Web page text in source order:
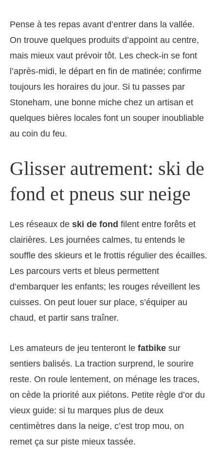
Pense à tes repas avant d’entrer dans la vallée.
On trouve quelques produits d’appoint au centre,
mais mieux vaut prévoir tôt. Les check‑in se font
l’après‑midi, le départ en fin de matinée; confirme
toujours les horaires du jour. Si tu passes par
Stoneham, une bonne miche chez un artisan et
quelques bières locales font un souper inoubliable
au coin du feu.
Glisser autrement: ski de
fond et pneus sur neige
Les réseaux de ski de fond filent entre forêts et
clairières. Les journées calmes, tu entends le
souffle des skieurs et le frottis régulier des écailles.
Les parcours verts et bleus permettent
d’embarquer les enfants; les rouges réveillent les
cuisses. On peut louer sur place, s’équiper au
chaud, et partir sans traîner.
Les amateurs de jeu tenteront le fatbike sur
sentiers balisés. La traction surprend, le sourire
reste. On roule lentement, on ménage les traces,
on cède la priorité aux piétons. Petite règle d’or du
vieux guide: si tu marques plus de deux
centimètres dans la neige, c’est trop mou, on
remet ça sur piste mieux tassée.